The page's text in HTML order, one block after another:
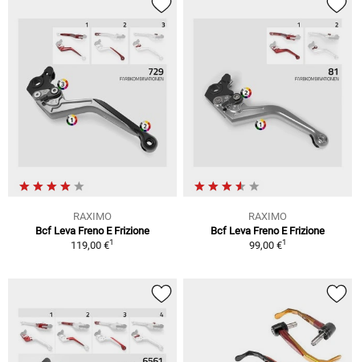
RAXIMO
Bcf Leva Freno E Frizione
119,00 €1
RAXIMO
Bcf Leva Freno E Frizione
99,00 €1